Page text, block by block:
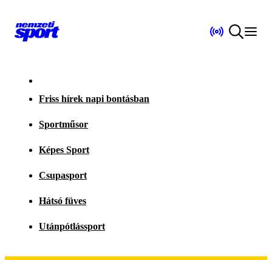
Friss hírek napi bontásban
Sportműsor
Képes Sport
Csupasport
Hátsó füves
Utánpótlássport